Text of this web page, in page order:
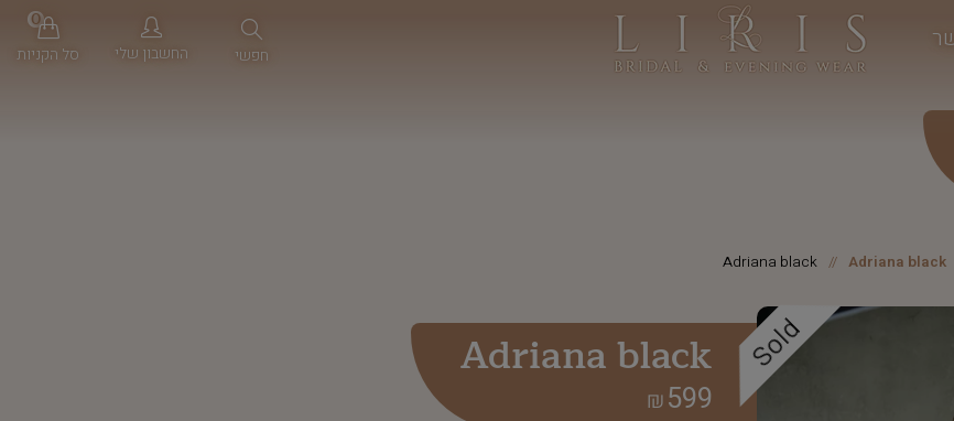
חפשי החשבון שלי סל הקניות
0
Adriana black
Adriana black
Sold
Adriana black
599
₪